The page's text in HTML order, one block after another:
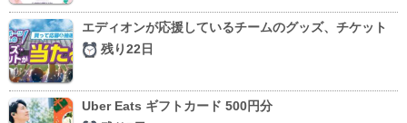
エディオンが応援しているチームのグッズ、チケット
残り22日
Uber Eats ギフトカード 500円分